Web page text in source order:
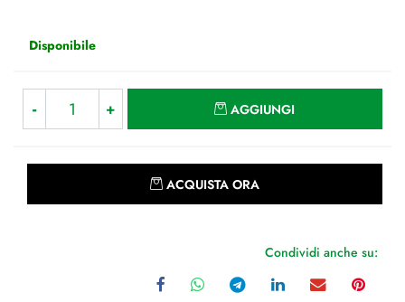
Disponibile
AGGIUNGI
ACQUISTA ORA
Condividi anche su: